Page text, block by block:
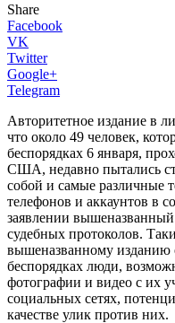
Share
Facebook
VK
Twitter
Google+
Telegram
Авторитетное издание в
что около 49 человек,
беспорядках 6 января,
США, недавно пытались
собой и самые различные
телефонов и аккаунтов в
заявлении вышеназванный
судебных протоколов.
вышеназванному изданию
беспорядках люди,
фотографии и видео с их
социальных сетях,
качестве улик против них.